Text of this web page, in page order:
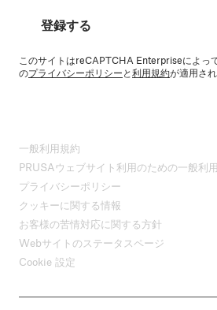
登録する
このサイトはreCAPTCHA Enterpriseによっ
のプライバシーポリシーと利用規約が適用され
一般利用規約
PRUSAウェブサイト利用のための一般利
プライバシーポリシー
クッキーに関する情報
お客様の苦情対応に関する方針
Webサイトのステータスページ
Cookie 設定